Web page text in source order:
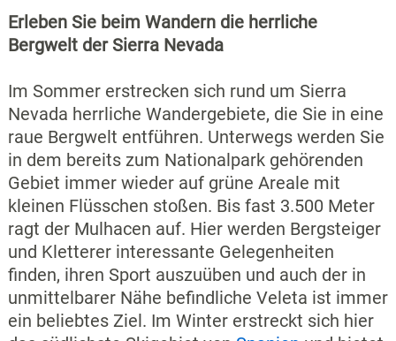
Erleben Sie beim Wandern die herrliche
Bergwelt der Sierra Nevada
Im Sommer erstrecken sich rund um Sierra
Nevada herrliche Wandergebiete, die Sie in eine
raue Bergwelt entführen. Unterwegs werden Sie
in dem bereits zum Nationalpark gehörenden
Gebiet immer wieder auf grüne Areale mit
kleinen Flüsschen stoßen. Bis fast 3.500 Meter
ragt der Mulhacen auf. Hier werden Bergsteiger
und Kletterer interessante Gelegenheiten
finden, ihren Sport auszuüben und auch der in
unmittelbarer Nähe befindliche Veleta ist immer
ein beliebtes Ziel. Im Winter erstreckt sich hier